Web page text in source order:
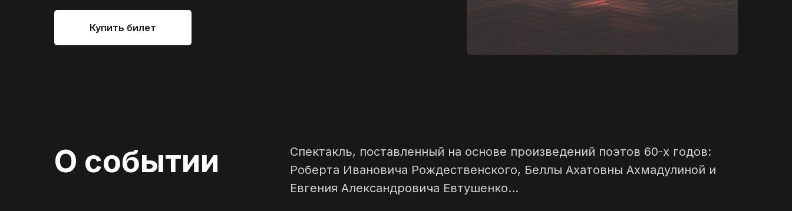
Купить билет
О событии
Спектакль, поставленный на основе произведений поэтов 60-х годов:
Роберта Ивановича Рождественского, Беллы Ахатовны Ахмадулиной и
Евгения Александровича Евтушенко...